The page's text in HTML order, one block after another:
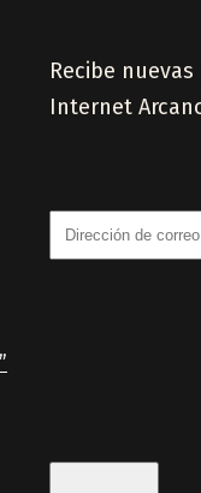
Recibe
Internet
Dirección
de